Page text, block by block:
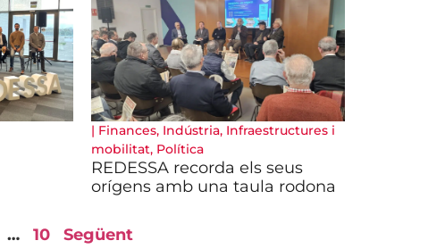
| Finances, Indústria, Infraestructures i
mobilitat, Política
REDESSA recorda els seus
orígens amb una taula rodona
… 10 Següent